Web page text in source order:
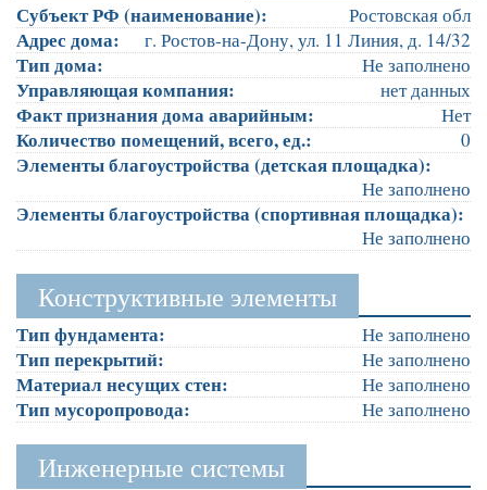
Субъект РФ (наименование): Ростовская обл
Адрес дома: г. Ростов-на-Дону, ул. 11 Линия, д. 14/32
Тип дома: Не заполнено
Управляющая компания: нет данных
Факт признания дома аварийным: Нет
Количество помещений, всего, ед.: 0
Элементы благоустройства (детская площадка):
Не заполнено
Элементы благоустройства (спортивная площадка):
Не заполнено
Конструктивные элементы
Тип фундамента: Не заполнено
Тип перекрытий: Не заполнено
Материал несущих стен: Не заполнено
Тип мусоропровода: Не заполнено
Инженерные системы